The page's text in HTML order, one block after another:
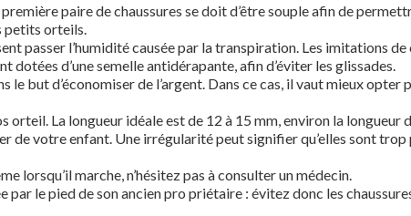
paire de chaussures se doit d’être souple afin de
petits orteils.
passer l’humidité causée par la transpiration. Les imitations
dotées d’une semelle antidérapante, afin d’éviter les glissades.
le but d’économiser de l’argent. Dans ce cas, il vaut mieux opter
orteil. La longueur idéale est de 12 à 15 mm, environ la longueur
de votre enfant. Une irrégularité peut signifier qu’elles sont trop
lorsqu’il marche, n’hésitez pas à consulter un médecin.
par le pied de son ancien pro priétaire : évitez donc les